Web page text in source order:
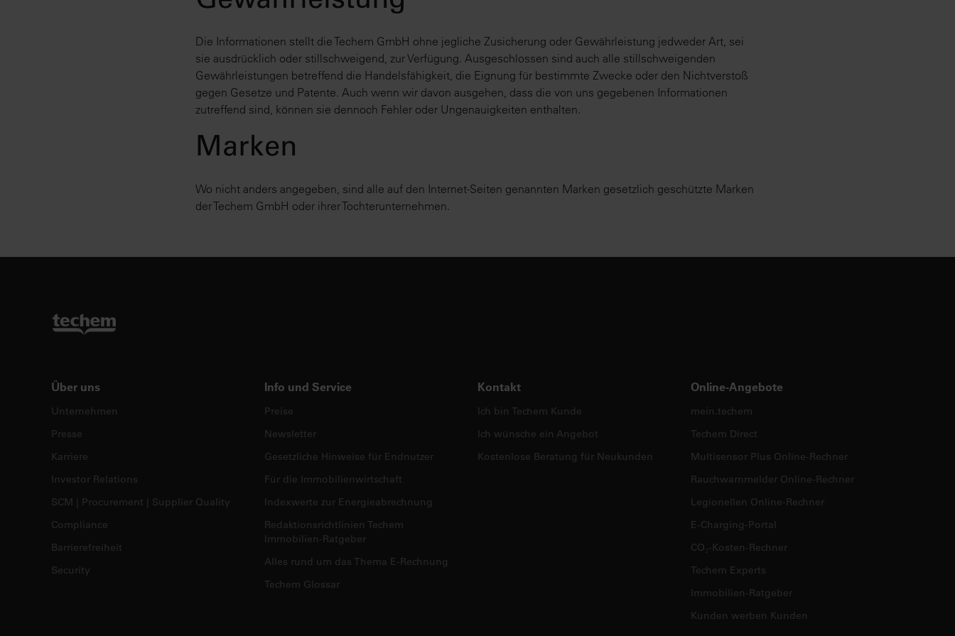
Die Informationen stellt die Techem GmbH ohne jegliche Zusicherung oder Gewährleistung jedweder Art, sei
sie ausdrücklich oder stillschweigend, zur Verfügung. Ausgeschlossen sind auch alle stillschweigenden
Gewährleistungen betreffend die Handelsfähigkeit, die Eignung für bestimmte Zwecke oder den Nichtverstoß
gegen Gesetze und Patente. Auch wenn wir davon ausgehen, dass die von uns gegebenen Informationen
zutreffend sind, können sie dennoch Fehler oder Ungenauigkeiten enthalten.
Marken
Wo nicht anders angegeben, sind alle auf den Internet-Seiten genannten Marken gesetzlich geschützte Marken
der Techem GmbH oder ihrer Tochterunternehmen.​
Über uns
Unternehmen
Presse
Karriere
Investor Relations
SCM | Procurement | Supplier Quality
Compliance
Barrierefreiheit
Security
Info und Service
Preise
Newsletter
Gesetzliche Hinweise für Endnutzer
Für die Immobilienwirtschaft
Indexwerte zur Energieabrechnung
Redaktionsrichtlinien Techem
Immobilien-Ratgeber
Alles rund um das Thema E-Rechnung
Techem Glossar
Kontakt
Ich bin Techem Kunde
Ich wünsche ein Angebot
Kostenlose Beratung für Neukunden
Online-Angebote
mein.techem
Techem Direct
Multisensor Plus Online-Rechner
Rauchwarnmelder Online-Rechner
Legionellen Online-Rechner
E-Charging-Portal
CO₂-Kosten-Rechner
Techem Experts
Immobilien-Ratgeber
Kunden werben Kunden